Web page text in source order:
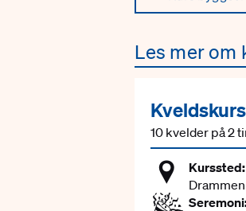
Les mer om
10 kvelder på 2
Kurssted: